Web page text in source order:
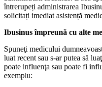
întrerupeți administrarea
solicitați imediat asistență
Ibusinus împreună cu alte
Spuneţi medicului
luat recent sau s-ar putea să
poate influenţa sau poate fi
exemplu: